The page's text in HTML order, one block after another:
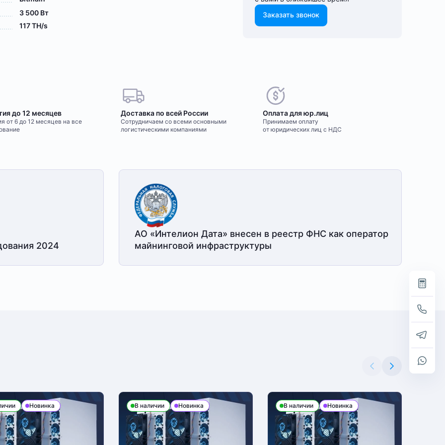
3 500 Вт
117 TH/s
Заказать звонок
до 12 месяцев
от 6 до 12 месяцев на все
Доставка по всей России
Сотрудничаем со всеми основными
логистическими компаниями
Оплата для юр.лиц
Принимаем оплату
от юридических лиц с НДС
2024
АО «Интелион Дата» внесен в реестр ФНС как оператор
майнинговой инфраструктуры
Новинка В наличии Новинка В наличии Новинка